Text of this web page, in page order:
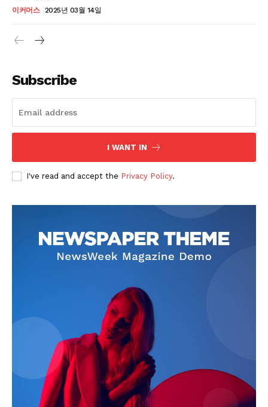
GB leader
SUBSCRIBE NOW
Company
마이페이지
광고 및 제휴문의
구독자 의견
개인정보취급방침
청소년보호정책
이커머스 2025년 03월 14일
Subscribe
I WANT IN
I've read and accept the Privacy Policy.